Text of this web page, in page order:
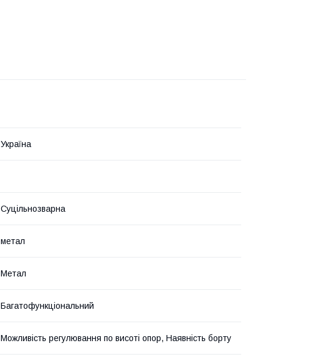
Україна
Суцільнозварна
метал
Метал
Багатофункціональний
Можливість регулювання по висоті опор, Наявність борту